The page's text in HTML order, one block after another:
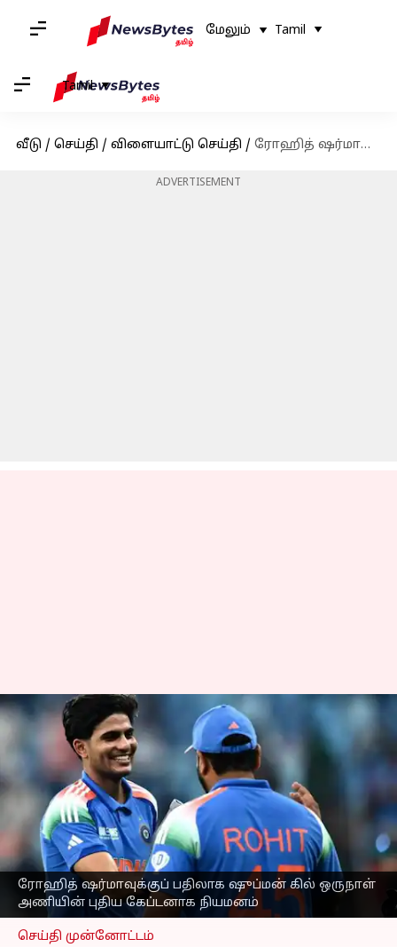
மேலும் Tamil
Tamil
வீடு / செய்தி / விளையாட்டு செய்தி / ரோஹித் ஷர்மாவுக்குப் பதிலாக ஷுப்மன் கில் இந்திய ஒருநாள் அணியின் புதிய கேப்டனாக நியமனம்; பிசிசிஐ அறிவிப்பு
ADVERTISEMENT
ரோஹித் ஷர்மாவுக்குப் பதிலாக ஷுப்மன் கில் ஒருநாள்
அணியின் புதிய கேப்டனாக நியமனம்
ரோஹித் ஷர்மாவுக்குப்
பதிலாக ஷுப்மன் கில்
இந்திய ஒருநாள்
அணியின் புதிய
கேப்டனாக நியமனம்;
பிசிசிஐ அறிவிப்பு
எழுதியவர் Sekar Chinnappan Oct 04, 2025 04:01 pm
செய்தி முன்னோட்டம்